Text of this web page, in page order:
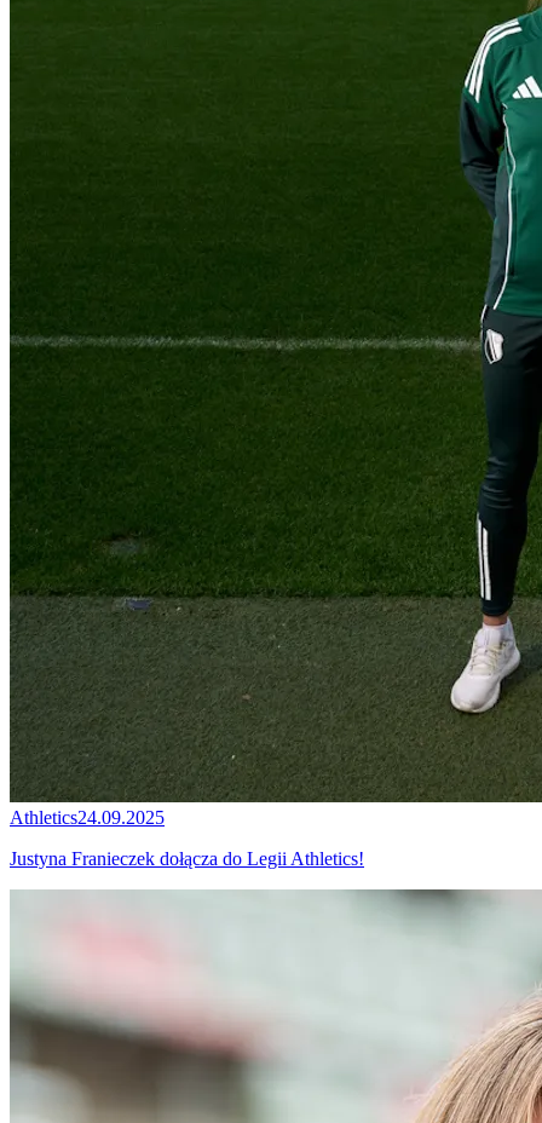
Athletics24.09.2025
Justyna Franieczek dołącza do Legii Athletics!